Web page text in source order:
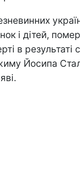
і дітей,
в результаті
Йосипа